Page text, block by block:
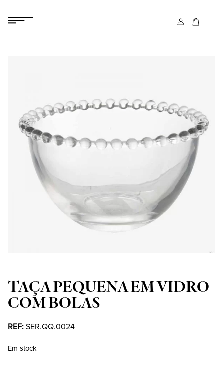
TAÇA PEQUENA EM VIDRO
COM BOLAS
REF: SER.QQ.0024
Em stock